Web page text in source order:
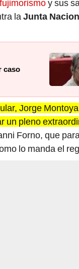
laJunta
Jorge
un pleno
Forno, que
lo manda el